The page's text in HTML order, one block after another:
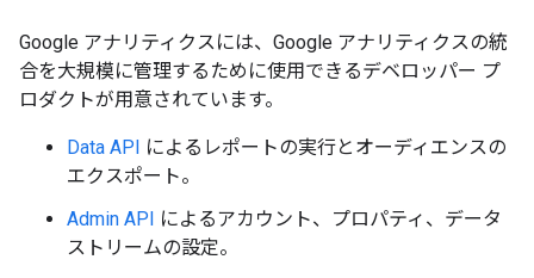
Google アナリティクスには、Google アナリティクスの統
合を大規模に管理するために使用できるデベロッパー プ
ロダクトが用意されています。
Data API によるレポートの実行とオーディエンスの
エクスポート。
Admin API によるアカウント、プロパティ、データ
ストリームの設定。